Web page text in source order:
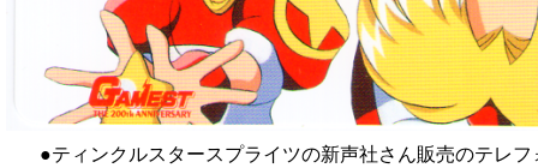
●ティンクルスタースプライツの新声社さん販売のテレフ